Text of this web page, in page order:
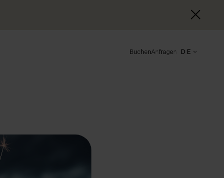
BuchenAnfragen DE